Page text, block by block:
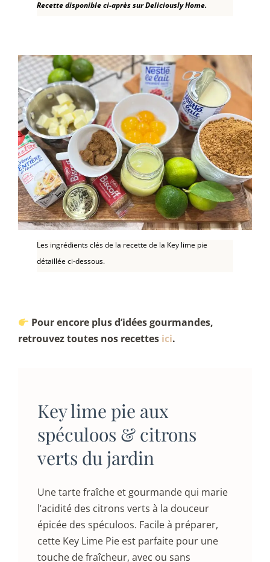
Recette disponible ci-après sur Deliciously Home.
Les ingrédients clés de la recette de la Key lime pie
détaillée ci-dessous.
Pour encore plus d’idées gourmandes,
retrouvez toutes nos recettes ici.
Key lime pie aux
spéculoos & citrons
verts du jardin
Une tarte fraîche et gourmande qui marie
l’acidité des citrons verts à la douceur
épicée des spéculoos. Facile à préparer,
cette Key Lime Pie est parfaite pour une
touche de fraîcheur, avec ou sans